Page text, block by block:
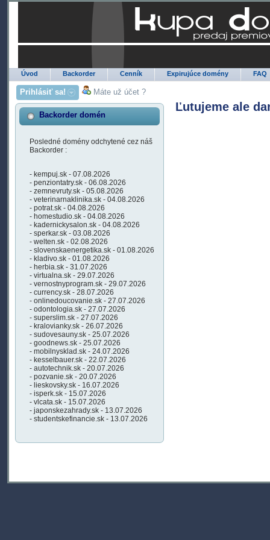
Úvod Backorder Cenník Expirujúce domény FAQ
Prihlásiť sa! Máte už účet ?
Backorder domén
Posledné domény odchytené cez náš
Backorder :
- kempuj.sk - 07.08.2026
- penziontatry.sk - 06.08.2026
- zemnevruty.sk - 05.08.2026
- veterinarnaklinika.sk - 04.08.2026
- potrat.sk - 04.08.2026
- homestudio.sk - 04.08.2026
- kadernickysalon.sk - 04.08.2026
- sperkar.sk - 03.08.2026
- welten.sk - 02.08.2026
- slovenskaenergetika.sk - 01.08.2026
- kladivo.sk - 01.08.2026
- herbia.sk - 31.07.2026
- virtualna.sk - 29.07.2026
- vernostnyprogram.sk - 29.07.2026
- currency.sk - 28.07.2026
- onlinedoucovanie.sk - 27.07.2026
- odontologia.sk - 27.07.2026
- superslim.sk - 27.07.2026
- kralovianky.sk - 26.07.2026
- sudovesauny.sk - 25.07.2026
- goodnews.sk - 25.07.2026
- mobilnysklad.sk - 24.07.2026
- kesselbauer.sk - 22.07.2026
- autotechnik.sk - 20.07.2026
- pozvanie.sk - 20.07.2026
- lieskovsky.sk - 16.07.2026
- isperk.sk - 15.07.2026
- vlcata.sk - 15.07.2026
- japonskezahrady.sk - 13.07.2026
- studentskefinancie.sk - 13.07.2026
Ľutujeme ale